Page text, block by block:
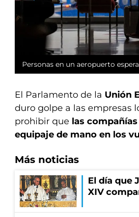
Personas en un aeropuerto
El Parlamento de la Unión
duro golpe a las empresas
prohibir que las
equipaje de mano en los
Más noticias
El día que
XIV